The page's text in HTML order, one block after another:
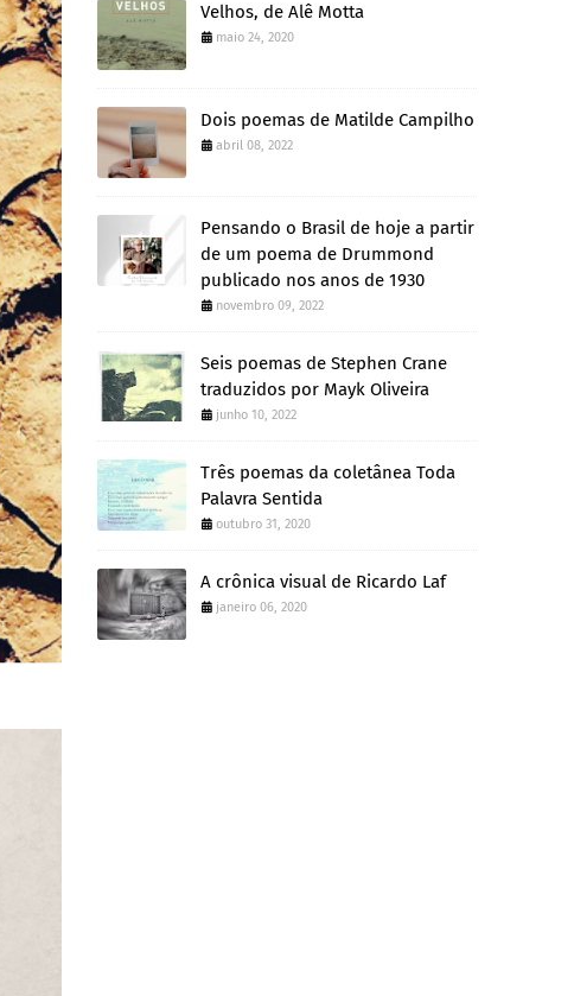
Velhos, de Alê Motta
maio 24, 2020
Dois poemas de Matilde Campilho
abril 08, 2022
Pensando o Brasil de hoje a partir
de um poema de Drummond
publicado nos anos de 1930
novembro 09, 2022
Seis poemas de Stephen Crane
traduzidos por Mayk Oliveira
junho 10, 2022
Três poemas da coletânea Toda
Palavra Sentida
outubro 31, 2020
A crônica visual de Ricardo Laf
janeiro 06, 2020